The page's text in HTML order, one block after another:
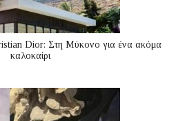
Dior: Στη Μύκονο για ένα ακόμα
καλοκαίρι